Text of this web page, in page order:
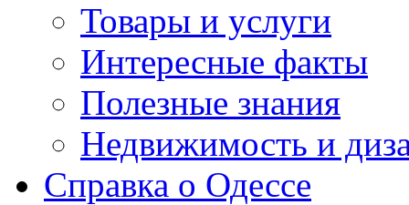
Товары и услуги
Интересные факты
Полезные знания
Недвижимость и
Справка о Одессе